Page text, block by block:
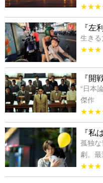
『左
生き
★★★
『開
“日本
傑作
『私
孤独
劇。
★★★